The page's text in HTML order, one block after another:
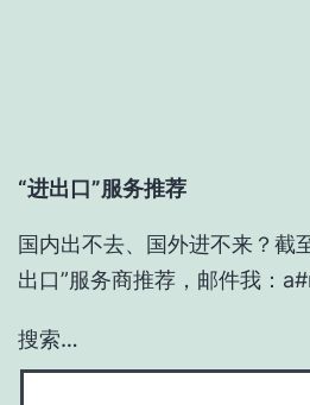
“进出口”服务推荐
国内出不去、国外进不来？截
出口”服务商推荐，邮件我：
搜索…